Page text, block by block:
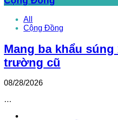
All
Cộng Đồng
Mang ba khẩu súng
trường cũ
08/28/2026
…